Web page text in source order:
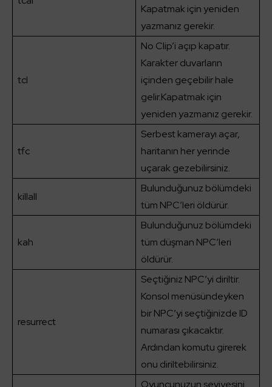
Kapatmak için yeniden
yazmanız gerekir.
tcl
No Clip’i açıp kapatır.
Karakter duvarların
içinden geçebilir hale
gelir.Kapatmak için
yeniden yazmanız gerekir.
tfc
Serbest kamerayı açar,
haritanın her yerinde
uçarak gezebilirsiniz.
killall
Bulunduğunuz bölümdeki
tüm NPC’leri öldürür.
kah
Bulunduğunuz bölümdeki
tüm düşman NPC’leri
öldürür.
resurrect
Seçtiğiniz NPC’yi diriltir.
Konsol menüsündeyken
bir NPC’yi seçtiğinizde ID
numarası çıkacaktır.
Ardından komutu girerek
onu diriltebilirsiniz.